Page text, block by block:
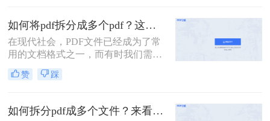
求。
如何将pdf拆分成多个pdf？这个方法不能不知道！
在现代社会，PDF文件已经成为了常
用的文档格式之一，而有时我们需要
将一个大的PDF文件拆分成多个小的
PDF文件，以便于管理和分享。今天
多个pdf方法，让您在几分钟内就能完
成拆分任务。
赞 踩
如何拆分pdf成多个文件？来看看这3个pdf拆分方法！